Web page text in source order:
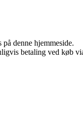
denne hjemmeside.
betaling ved køb